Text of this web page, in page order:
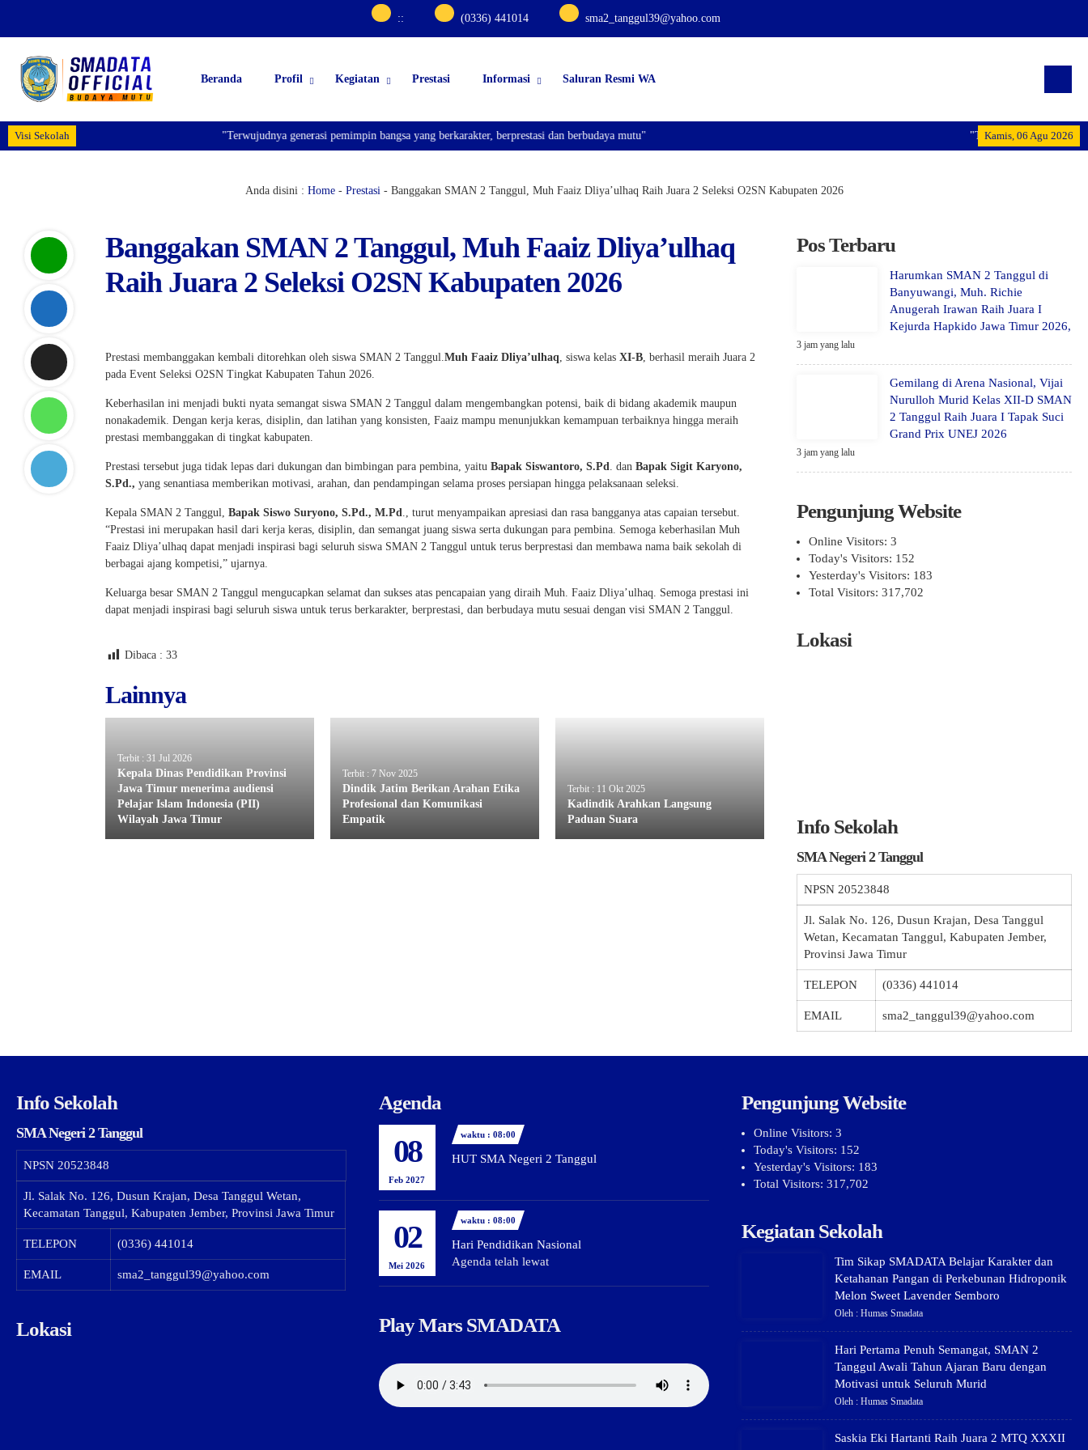
:: (0336) 441014 sma2_tanggul39@yahoo.com
Beranda Profil Kegiatan Prestasi Informasi Saluran Resmi WA
Visi Sekolah Kamis, 06 Agu 2026
"Terwujudnya generasi
"Terwujudnya generasi pemimpin bangsa yang berkarakter, berprestasi dan berbudaya mutu"
Anda disini : Home- Prestasi- Banggakan SMAN 2 Tanggul, Muh Faaiz Dliya’ulhaq Raih Juara 2 Seleksi O2SN Kabupaten 2026
Banggakan SMAN 2 Tanggul, Muh Faaiz Dliya’ulhaq
Raih Juara 2 Seleksi O2SN Kabupaten 2026
Prestasi membanggakan kembali ditorehkan oleh siswa SMAN 2 Tanggul.Muh Faaiz Dliya’ulhaq, siswa kelas XI-B, berhasil meraih Juara 2
pada Event Seleksi O2SN Tingkat Kabupaten Tahun 2026.
Keberhasilan ini menjadi bukti nyata semangat siswa SMAN 2 Tanggul dalam mengembangkan potensi, baik di bidang akademik maupun
nonakademik. Dengan kerja keras, disiplin, dan latihan yang konsisten, Faaiz mampu menunjukkan kemampuan terbaiknya hingga meraih
prestasi membanggakan di tingkat kabupaten.
Prestasi tersebut juga tidak lepas dari dukungan dan bimbingan para pembina, yaitu Bapak Siswantoro, S.Pd. dan Bapak Sigit Karyono,
S.Pd., yang senantiasa memberikan motivasi, arahan, dan pendampingan selama proses persiapan hingga pelaksanaan seleksi.
Kepala SMAN 2 Tanggul, Bapak Siswo Suryono, S.Pd., M.Pd., turut menyampaikan apresiasi dan rasa bangganya atas capaian tersebut.
“Prestasi ini merupakan hasil dari kerja keras, disiplin, dan semangat juang siswa serta dukungan para pembina. Semoga keberhasilan Muh
Faaiz Dliya’ulhaq dapat menjadi inspirasi bagi seluruh siswa SMAN 2 Tanggul untuk terus berprestasi dan membawa nama baik sekolah di
berbagai ajang kompetisi,” ujarnya.
Keluarga besar SMAN 2 Tanggul mengucapkan selamat dan sukses atas pencapaian yang diraih Muh. Faaiz Dliya’ulhaq. Semoga prestasi ini
dapat menjadi inspirasi bagi seluruh siswa untuk terus berkarakter, berprestasi, dan berbudaya mutu sesuai dengan visi SMAN 2 Tanggul.
Dibaca : 33
Lainnya
Terbit : 31 Jul 2026
Kepala Dinas Pendidikan Provinsi
Jawa Timur menerima audiensi
Pelajar Islam Indonesia (PII)
Wilayah Jawa Timur
Terbit : 7 Nov 2025
Dindik Jatim Berikan Arahan Etika
Profesional dan Komunikasi
Empatik
Terbit : 11 Okt 2025
Kadindik Arahkan Langsung
Paduan Suara
Pos Terbaru
Harumkan SMAN 2 Tanggul di
Banyuwangi, Muh. Richie
Anugerah Irawan Raih Juara I
Kejurda Hapkido Jawa Timur 2026,
3 jam yang lalu
Gemilang di Arena Nasional, Vijai
Nurulloh Murid Kelas XII-D SMAN
2 Tanggul Raih Juara I Tapak Suci
Grand Prix UNEJ 2026
3 jam yang lalu
Pengunjung Website
Online Visitors: 3
Today's Visitors: 152
Yesterday's Visitors: 183
Total Visitors: 317,702
Lokasi
Info Sekolah
SMA Negeri 2 Tanggul
NPSN 20523848
Jl. Salak No. 126, Dusun Krajan, Desa Tanggul
Wetan, Kecamatan Tanggul, Kabupaten Jember,
Provinsi Jawa Timur
TELEPON (0336) 441014
EMAIL sma2_tanggul39@yahoo.com
Info Sekolah
SMA Negeri 2 Tanggul
NPSN 20523848
Jl. Salak No. 126, Dusun Krajan, Desa Tanggul Wetan,
Kecamatan Tanggul, Kabupaten Jember, Provinsi Jawa Timur
TELEPON (0336) 441014
EMAIL sma2_tanggul39@yahoo.com
Lokasi
Agenda
08
Feb 2027
waktu : 08:00
HUT SMA Negeri 2 Tanggul
02
Mei 2026
waktu : 08:00
Hari Pendidikan Nasional
Agenda telah lewat
Play Mars SMADATA
Pengunjung Website
Online Visitors: 3
Today's Visitors: 152
Yesterday's Visitors: 183
Total Visitors: 317,702
Kegiatan Sekolah
Tim Sikap SMADATA Belajar Karakter dan
Ketahanan Pangan di Perkebunan Hidroponik
Melon Sweet Lavender Semboro
Oleh : Humas Smadata
Hari Pertama Penuh Semangat, SMAN 2
Tanggul Awali Tahun Ajaran Baru dengan
Motivasi untuk Seluruh Murid
Oleh : Humas Smadata
Saskia Eki Hartanti Raih Juara 2 MTQ XXXII